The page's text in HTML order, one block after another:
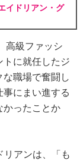
イドリアン・グ
高級ファッシ
トに就任したジ
職場で奮闘し
にまい進する
かったことか
アンは、「も